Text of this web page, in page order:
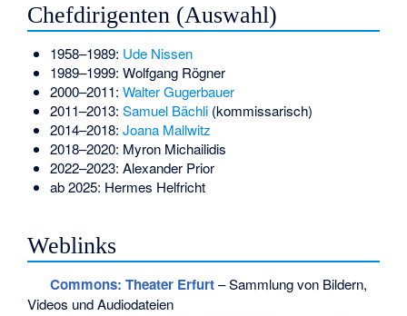
Chefdirigenten (Auswahl)
1958–1989: Ude Nissen
1989–1999: Wolfgang Rögner
2000–2011: Walter Gugerbauer
2011–2013: Samuel Bächli(kommissarisch)
2014–2018: Joana Mallwitz
2018–2020: Myron Michailidis
2022–2023: Alexander Prior
ab 2025: Hermes Helfricht
Weblinks
Commons: Theater Erfurt– Sammlung von Bildern,
Videos und Audiodateien